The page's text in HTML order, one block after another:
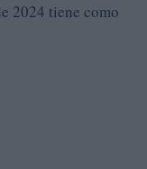
2024 tiene como